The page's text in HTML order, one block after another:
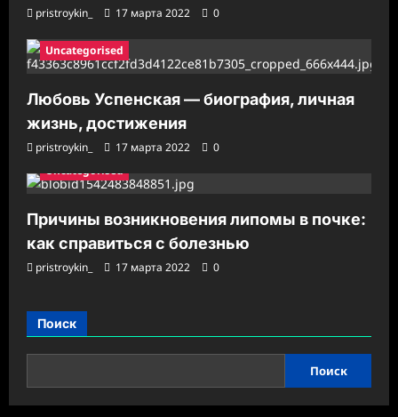
pristroykin_ 17 марта 2022 0
Uncategorised
Любовь Успенская — биография, личная
жизнь, достижения
pristroykin_ 17 марта 2022
0
Uncategorised
Причины возникновения липомы в почке:
как справиться с болезнью
pristroykin_ 17 марта 2022 0
Поиск
Поиск